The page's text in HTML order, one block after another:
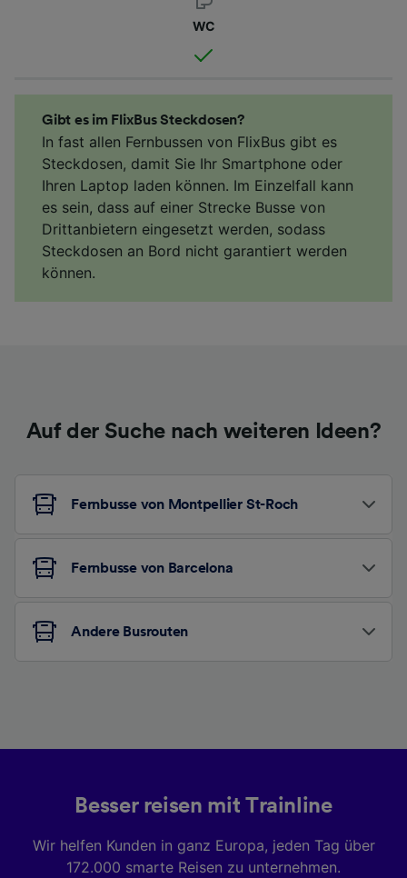
WC
Gibt es im FlixBus Steckdosen?
In fast allen Fernbussen von FlixBus gibt es
Steckdosen, damit Sie Ihr Smartphone oder
Ihren Laptop laden können. Im Einzelfall kann
es sein, dass auf einer Strecke Busse von
Drittanbietern eingesetzt werden, sodass
Steckdosen an Bord nicht garantiert werden
können.
Auf der Suche nach weiteren Ideen?
Fernbusse von Montpellier St-Roch
Fernbusse von Barcelona
Andere Busrouten
Besser reisen mit Trainline
Wir helfen Kunden in ganz Europa, jeden Tag über
172.000 smarte Reisen zu unternehmen.